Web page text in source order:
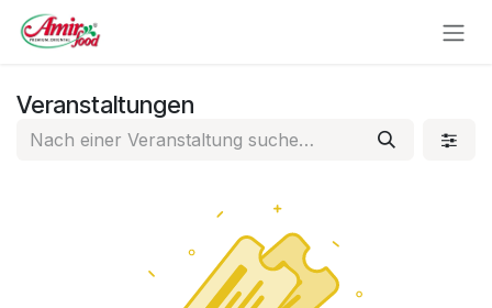
Zum Inhalt springen
Veranstaltungen